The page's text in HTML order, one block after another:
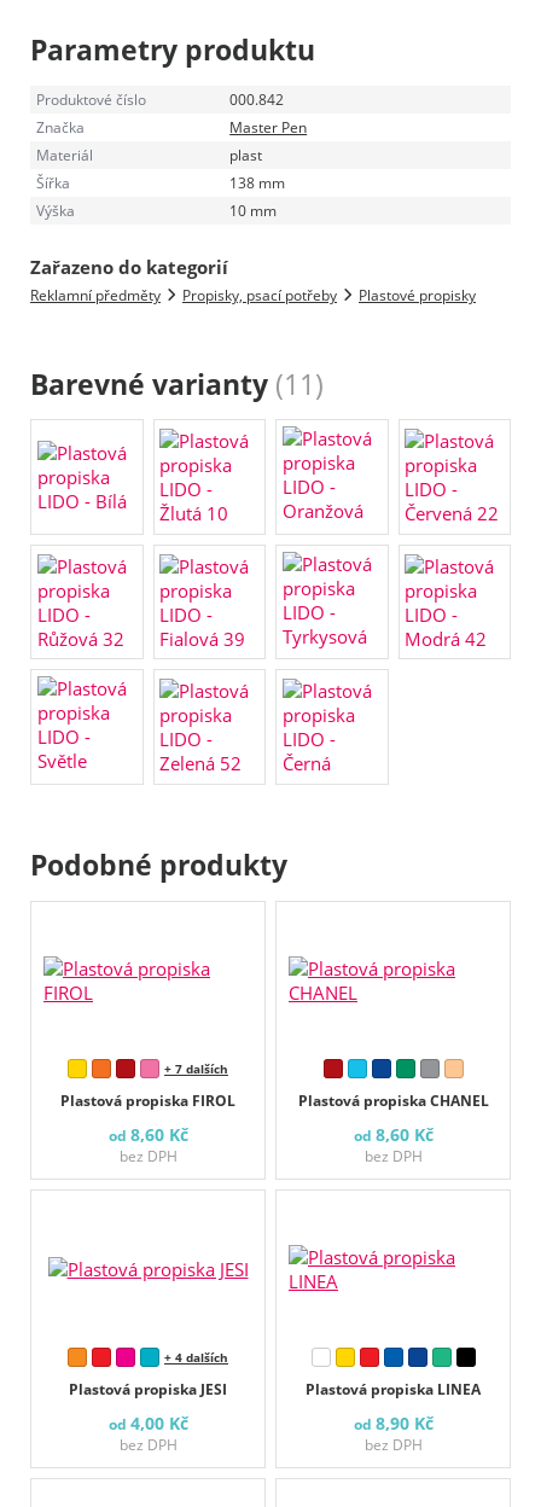
Parametry produktu
Produktové číslo
000.842
Značka
Master Pen
Materiál
plast
Šířka
138 mm
Výška
10 mm
Zařazeno do kategorií
Reklamní předměty Propisky, psací potřeby Plastové propisky
Barevné varianty (11)
Podobné produkty
Plastová propiska FIROL
+ 7 dalších
od 8,60 Kč
bez DPH
Plastová propiska CHANEL
od 8,60 Kč
bez DPH
Plastová propiska JESI
+ 4 dalších
od 4,00 Kč
bez DPH
Plastová propiska LINEA
od 8,90 Kč
bez DPH